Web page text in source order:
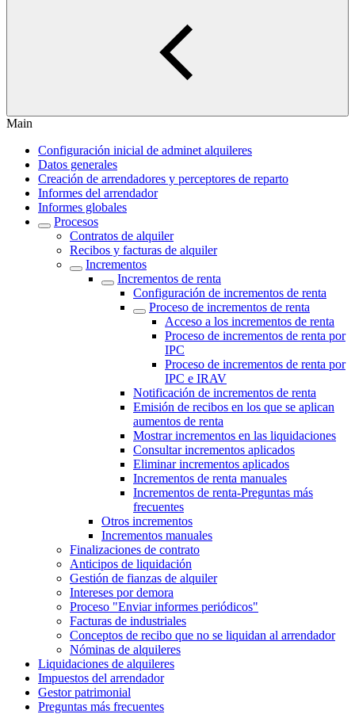
Main
Configuración inicial de adminet alquileres
Datos generales
Creación de arrendadores y perceptores de reparto
Informes del arrendador
Informes globales
Procesos
Contratos de alquiler
Recibos y facturas de alquiler
Incrementos
Incrementos de renta
Configuración de incrementos de renta
Proceso de incrementos de renta
Acceso a los incrementos de renta
Proceso de incrementos de renta por
IPC
Proceso de incrementos de renta por
IPC e IRAV
Notificación de incrementos de renta
Emisión de recibos en los que se aplican
aumentos de renta
Mostrar incrementos en las liquidaciones
Consultar incrementos aplicados
Eliminar incrementos aplicados
Incrementos de renta manuales
Incrementos de renta‎-Preguntas más
frecuentes‎
Otros incrementos
Incrementos manuales
Finalizaciones de contrato
Anticipos de liquidación
Gestión de fianzas de alquiler
Intereses por demora
Proceso "Enviar informes periódicos"
Facturas de industriales
Conceptos de recibo que no se liquidan al arrendador
Nóminas de alquileres
Liquidaciones de alquileres
Impuestos del arrendador
Gestor patrimonial
Preguntas más frecuentes